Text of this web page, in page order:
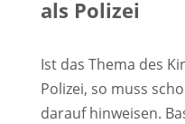
als Polizei
Ist das Thema des
Polizei, so muss
darauf hinweisen.